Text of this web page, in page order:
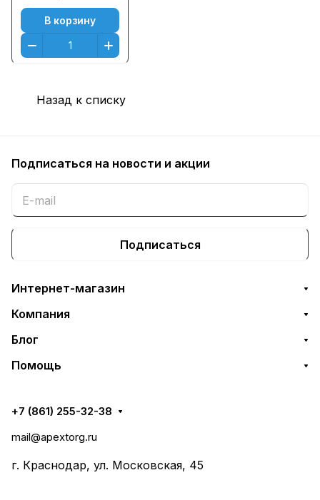
В корзину
Назад к списку
Подписаться на новости и акции
Подписаться
Интернет-магазин
Компания
Блог
Помощь
+7 (861) 255-32-38
mail@apextorg.ru
г. Краснодар, ул. Московская, 45